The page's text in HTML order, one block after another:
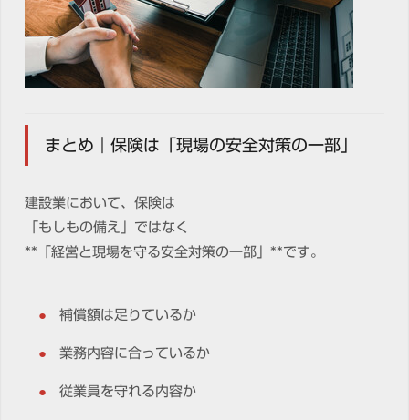
まとめ｜保険は「現場の安全対策の一部」
建設業において、保険は
「もしもの備え」ではなく
**「経営と現場を守る安全対策の一部」**です。
補償額は足りているか
業務内容に合っているか
従業員を守れる内容か